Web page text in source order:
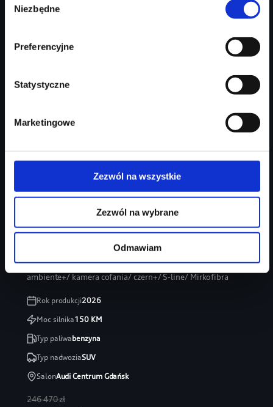
zgody
Niezbędne
Preferencyjne
Statystyczne
Marketingowe
Zezwól na wszystkie
Zezwól na wybrane
Odmawiam
213 746 zł
Zapytaj o ofertę Szczegóły
Audi Q3 Sportback
ambiente+/ kamera cofania/ czern+/ S-line/ Mirkofibra
Rok produkcji2026
Moc silnika150KM
Typ paliwabenzyna
Typ nadwoziaSUV
SalonAudi Centrum Gdańsk
246 470 zł